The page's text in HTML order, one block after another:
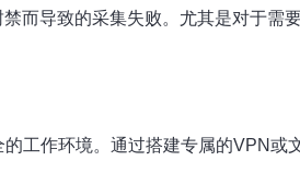
而导致的采集失败。尤其是对于需
工作环境。通过搭建专属的VPN或